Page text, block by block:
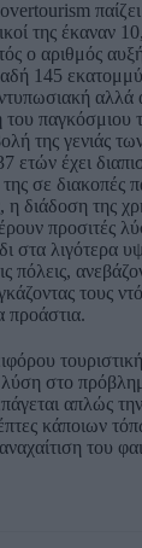
της έκαναν
ο αριθμός
145
παγκόσμιου
της γενιάς
έχει
της σε
η διάδοση της
προσιτές
στα λιγότερα
πόλεις,
τους
προάστια.
λύση στο
απλώς
κάποιων
του